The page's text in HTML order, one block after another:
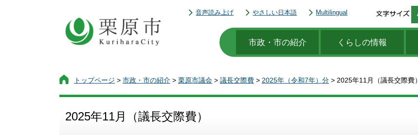
音声読み上げ やさしい日本語 Multilingual
市政・市の紹介 くらしの情報
トップページ > 市政・市の紹介 > 栗原市議会 > 議長交際費 > 2025年（令和7年）分 > 2025年11月（議長交際費）
2025年11月（議長交際費）